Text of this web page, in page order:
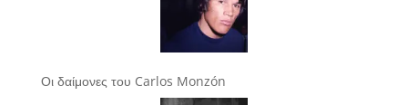
Οι δαίμονες του Carlos Monzón